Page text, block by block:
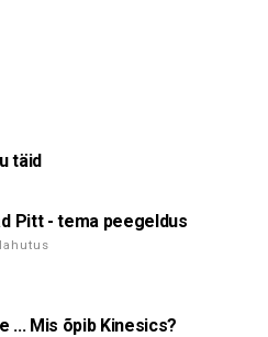
täid
Pitt - tema peegeldus
... Mis õpib Kinesics?